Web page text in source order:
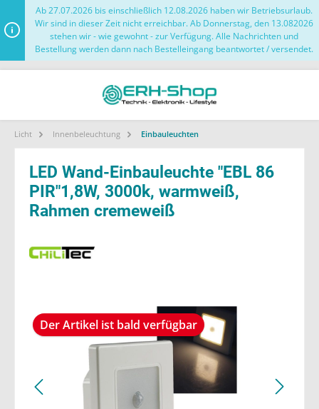
Ab 27.07.2026 bis einschließlich 12.08.2026 haben wir Betriebsurlaub.
Wir sind in dieser Zeit nicht erreichbar. Ab Donnerstag, den 13.082026
stehen wir - wie gewohnt - zur Verfügung. Alle Nachrichten und
Bestellung werden dann nach Bestelleingang beantwortet / versendet.
Licht Innenbeleuchtung Einbauleuchten
LED Wand-Einbauleuchte "EBL 86
PIR"1,8W, 3000k, warmweiß,
Rahmen cremeweiß
Der Artikel ist bald verfügbar